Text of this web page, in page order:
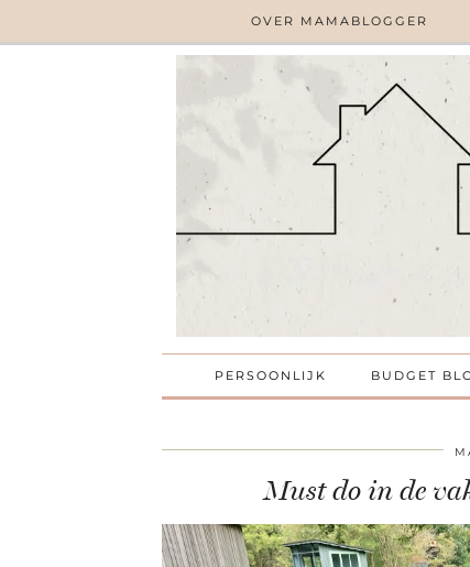
OVER MAMABLOGGER
PERSOONLIJK BUDGET
Must do in de